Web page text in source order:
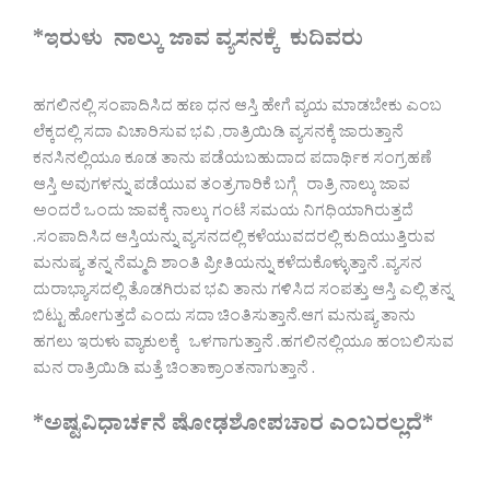
*ಇರುಳು ನಾಲ್ಕು ಜಾವ ವ್ಯಸನಕ್ಕೆ ಕುದಿವರು
ಹಗಲಿನಲ್ಲಿ ಸಂಪಾದಿಸಿದ ಹಣ ಧನ ಆಸ್ತಿ ಹೇಗೆ ವ್ಯಯ ಮಾಡಬೇಕು ಎಂಬ
ಲೆಕ್ಕದಲ್ಲಿ ಸದಾ ವಿಚಾರಿಸುವ ಭವಿ ,ರಾತ್ರಿಯಿಡಿ ವ್ಯಸನಕ್ಕೆ ಜಾರುತ್ತಾನೆ
ಕನಸಿನಲ್ಲಿಯೂ ಕೂಡ ತಾನು ಪಡೆಯಬಹುದಾದ ಪದಾರ್ಥಿಕ ಸಂಗ್ರಹಣೆ
ಆಸ್ತಿ ಅವುಗಳನ್ನು ಪಡೆಯುವ ತಂತ್ರಗಾರಿಕೆ ಬಗ್ಗೆ ರಾತ್ರಿ ನಾಲ್ಕು ಜಾವ
ಅಂದರೆ ಒಂದು ಜಾವಕ್ಕೆ ನಾಲ್ಕು ಗಂಟೆ ಸಮಯ ನಿಗಧಿಯಾಗಿರುತ್ತದೆ
.ಸಂಪಾದಿಸಿದ ಆಸ್ತಿಯನ್ನು ವ್ಯಸನದಲ್ಲಿ ಕಳೆಯುವದರಲ್ಲಿ ಕುದಿಯುತ್ತಿರುವ
ಮನುಷ್ಯ ತನ್ನ ನೆಮ್ಮದಿ ಶಾಂತಿ ಪ್ರೀತಿಯನ್ನು ಕಳೆದುಕೊಳ್ಳುತ್ತಾನೆ .ವ್ಯಸನ
ದುರಾಭ್ಯಾಸದಲ್ಲಿ ತೊಡಗಿರುವ ಭವಿ ತಾನು ಗಳಿಸಿದ ಸಂಪತ್ತು ಆಸ್ತಿ ಎಲ್ಲಿ ತನ್ನ
ಬಿಟ್ಟು ಹೋಗುತ್ತದೆ ಎಂದು ಸದಾ ಚಿಂತಿಸುತ್ತಾನೆ.ಆಗ ಮನುಷ್ಯ ತಾನು
ಹಗಲು ಇರುಳು ವ್ಯಾಕುಲಕ್ಕೆ ಒಳಗಾಗುತ್ತಾನೆ .ಹಗಲಿನಲ್ಲಿಯೂ ಹಂಬಲಿಸುವ
ಮನ ರಾತ್ರಿಯಿಡಿ ಮತ್ತೆ ಚಿಂತಾಕ್ರಾಂತನಾಗುತ್ತಾನೆ .
*ಅಷ್ಟವಿಧಾರ್ಚನೆ ಷೋಢಶೋಪಚಾರ ಎಂಬರಲ್ಲದೆ*